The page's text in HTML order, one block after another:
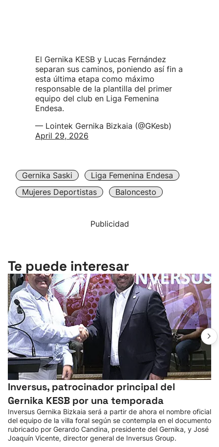
El Gernika KESB y Lucas Fernández
separan sus caminos, poniendo así fin a
esta última etapa como máximo
responsable de la plantilla del primer
equipo del club en Liga Femenina
Endesa.
— Lointek Gernika Bizkaia (@GKesb)
April 29, 2026
Gernika Saski
Liga Femenina Endesa
Mujeres Deportistas
Baloncesto
Publicidad
Te puede interesar
Inversus, patrocinador principal del
Gernika KESB por una temporada
Inversus Gernika Bizkaia será a partir de ahora el nombre oficial
del equipo de la villa foral según se contempla en el documento
rubricado por Gerardo Candina, presidente del Gernika, y José
Joaquín Vicente, director general de Inversus Group.